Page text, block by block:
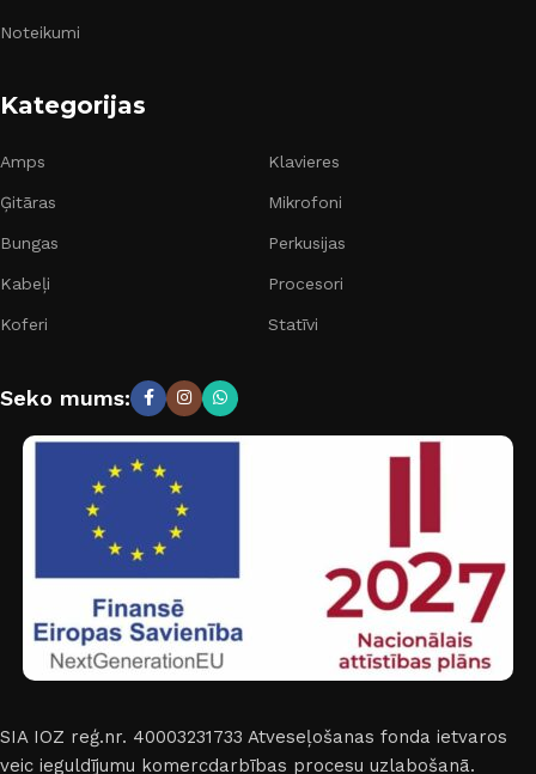
Noteikumi
Kategorijas
Amps
Ģitāras
Bungas
Kabeļi
Koferi
Klavieres
Mikrofoni
Perkusijas
Procesori
Statīvi
Seko mums:
SIA IOZ reģ.nr. 40003231733 Atveseļošanas fonda ietvaros
veic ieguldījumu komercdarbības procesu uzlabošanā.